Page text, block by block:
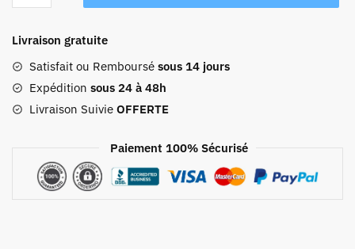
Sac
Homme
Cuir
Evan
Livraison gratuite
Satisfait ou Remboursé sous 14 jours
Expédition sous 24 à 48h
Livraison Suivie OFFERTE
Paiement 100% Sécurisé